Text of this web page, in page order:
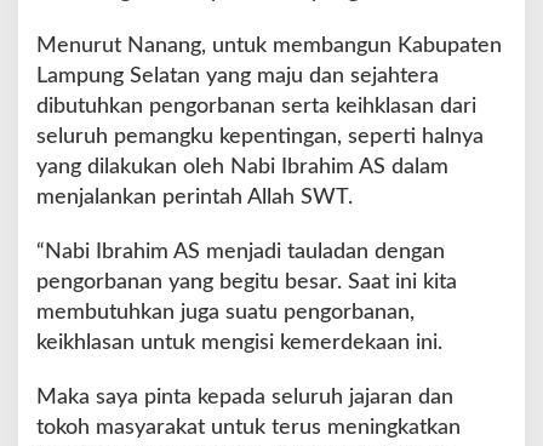
Menurut Nanang, untuk membangun Kabupaten
Lampung Selatan yang maju dan sejahtera
dibutuhkan pengorbanan serta keihklasan dari
seluruh pemangku kepentingan, seperti halnya
yang dilakukan oleh Nabi Ibrahim AS dalam
menjalankan perintah Allah SWT.
“Nabi Ibrahim AS menjadi tauladan dengan
pengorbanan yang begitu besar. Saat ini kita
membutuhkan juga suatu pengorbanan,
keikhlasan untuk mengisi kemerdekaan ini.
Maka saya pinta kepada seluruh jajaran dan
tokoh masyarakat untuk terus meningkatkan